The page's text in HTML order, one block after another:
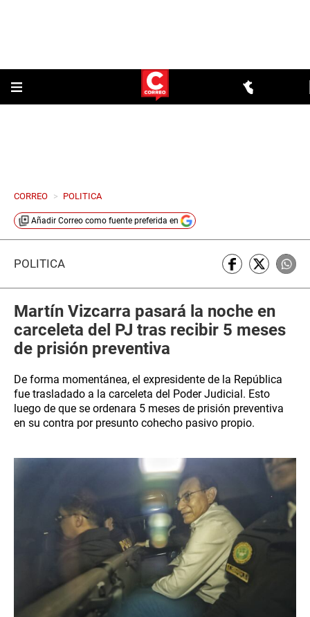
CORREO > POLITICA
Añadir Correo como fuente preferida en
POLÍTICA
Martín Vizcarra pasará la noche en
carceleta del PJ tras recibir 5 meses
de prisión preventiva
De forma momentánea, el expresidente de la República
fue trasladado a la carceleta del Poder Judicial. Esto
luego de que se ordenara 5 meses de prisión preventiva
en su contra por presunto cohecho pasivo propio.